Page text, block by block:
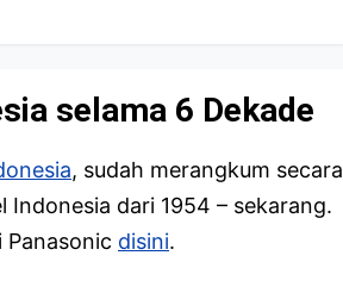
selama 6 Dekade
, sudah merangkum secara
Indonesia dari 1954 – sekarang.
disini.